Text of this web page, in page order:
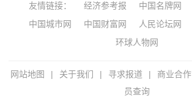
友情链接： 经济参考报 中国名牌网
中国城市网
中国财富网 人民论坛网
环球人物网
网站地图 | 关于我们 | 寻求报道 | 商业合作
员查询